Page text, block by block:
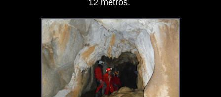
12 metros.